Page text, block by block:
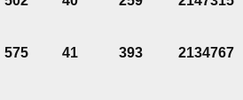
575 41 393 2134767